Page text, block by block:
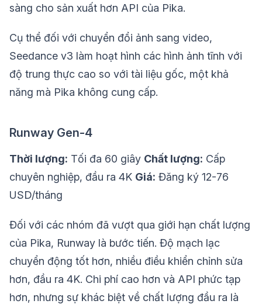
sàng cho sản xuất hơn API của Pika.
Cụ thể đối với chuyển đổi ảnh sang video,
Seedance v3 làm hoạt hình các hình ảnh tĩnh với
độ trung thực cao so với tài liệu gốc, một khả
năng mà Pika không cung cấp.
Runway Gen-4
Thời lượng: Tối đa 60 giây Chất lượng: Cấp
chuyên nghiệp, đầu ra 4K Giá: Đăng ký 12-76
USD/tháng
Đối với các nhóm đã vượt qua giới hạn chất lượng
của Pika, Runway là bước tiến. Độ mạch lạc
chuyển động tốt hơn, nhiều điều khiển chỉnh sửa
hơn, đầu ra 4K. Chi phí cao hơn và API phức tạp
hơn, nhưng sự khác biệt về chất lượng đầu ra là